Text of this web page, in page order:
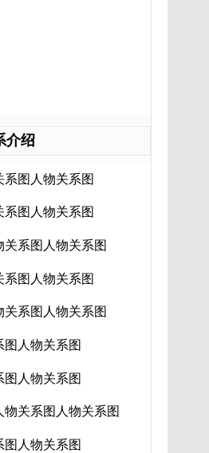
介绍
图人物关系图
图人物关系图
关系图人物关系图
图人物关系图
关系图人物关系图
图人物关系图
图人物关系图
关系图人物关系图
图人物关系图